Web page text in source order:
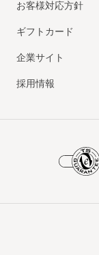
お客様対応方針
ギフトカード
企業サイト
採用情報